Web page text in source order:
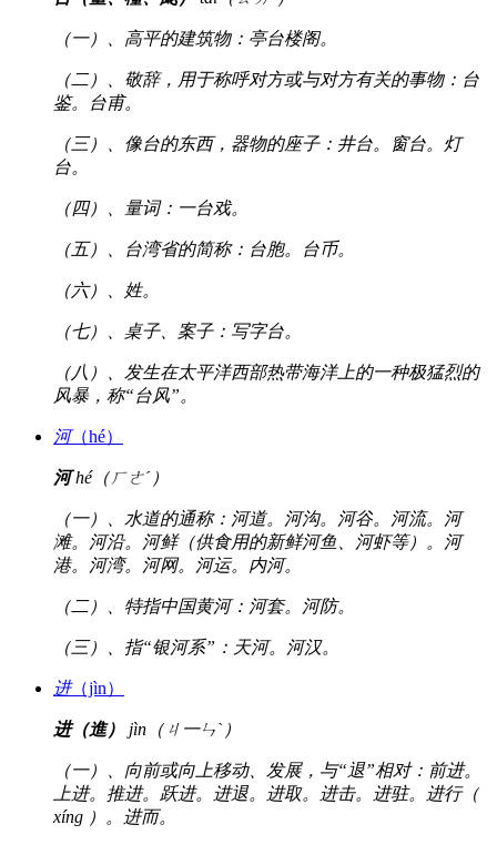
（一）、高平的建筑物：亭台楼阁。
（二）、敬辞，用于称呼对方或与对方有关的事物：台
鉴。台甫。
（三）、像台的东西，器物的座子：井台。窗台。灯
台。
（四）、量词：一台戏。
（五）、台湾省的简称：台胞。台币。
（六）、姓。
（七）、桌子、案子：写字台。
（八）、发生在太平洋西部热带海洋上的一种极猛烈的
风暴，称“台风”。
河（hé）
河hé（ㄏㄜˊ）
（一）、水道的通称：河道。河沟。河谷。河流。河
滩。河沿。河鲜（供食用的新鲜河鱼、河虾等）。河
港。河湾。河网。河运。内河。
（二）、特指中国黄河：河套。河防。
（三）、指“银河系”：天河。河汉。
进（jìn）
进（進） jìn（ㄐ一ㄣˋ）
（一）、向前或向上移动、发展，与“退”相对：前进。
上进。推进。跃进。进退。进取。进击。进驻。进行（
xíng ）。进而。